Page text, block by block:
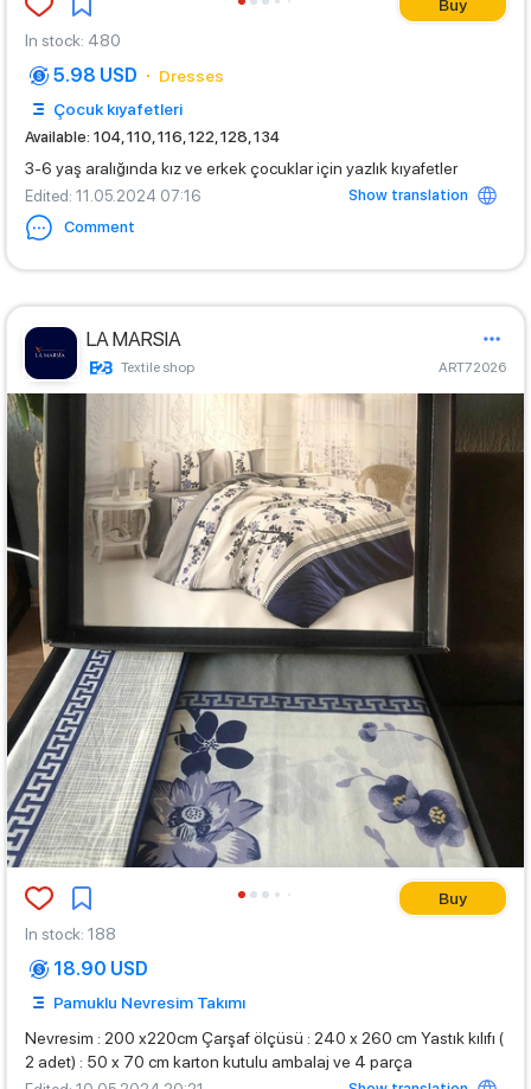
Buy
In stock: 480
5.98 USD
Dresses
Çocuk kıyafetleri
Available: 104, 110, 116, 122, 128, 134
3-6 yaş aralığında kız ve erkek çocuklar için yazlık kıyafetler
Edited: 11.05.2024 07:16
Show translation
Comment
LA MARSIA
Textile shop ART72026
Buy
In stock: 188
18.90 USD
Pamuklu Nevresim Takımı
Nevresim : 200 x220cm Çarşaf ölçüsü : 240 x 260 cm Yastık kılıfı (
2 adet) : 50 x 70 cm karton kutulu ambalaj ve 4 parça